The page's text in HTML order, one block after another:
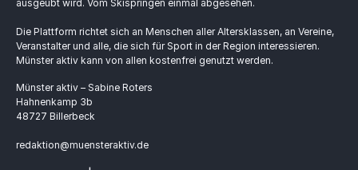
ausgeübt wird. Vom Skispringen einmal abgesehen.
Die Plattform richtet sich an Menschen aller Altersklassen, an Vereine,
Veranstalter und alle, die sich für Sport in der Region interessieren.
Münster aktiv kann von allen kostenfrei genutzt werden.
Münster aktiv – Sabine Roters
Hahnenkamp 3b
48727 Billerbeck
redaktion@muensteraktiv.de